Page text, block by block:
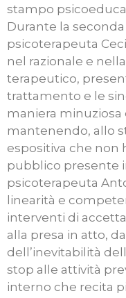
stampo
Durante la
psicoterapeuta
nel razionale e
terapeutico,
trattamento e le
maniera
mantenendo, allo
espositiva che non
pubblico presente
psicoterapeuta
linearità e
interventi di
alla presa in atto,
dell’inevitabilità
stop alle attività
interno che recita